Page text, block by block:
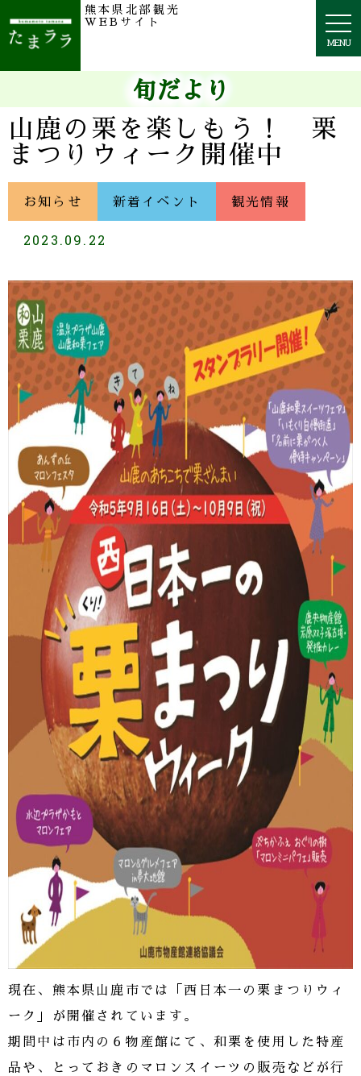
MENU
熊本県北部観光
WEBサイト
旬だより
山鹿の栗を楽しもう！ 栗
まつりウィーク開催中
お知らせ 新着イベント 観光情報
2023.09.22
現在、熊本県山鹿市では「西日本一の栗まつりウィ
ーク」が開催されています。
期間中は市内の６物産館にて、和栗を使用した特産
品や、とっておきのマロンスイーツの販売などが行